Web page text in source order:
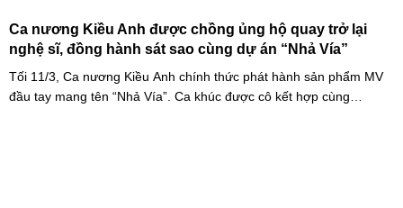
Ca nương Kiều Anh được chồng ủng hộ quay trở lại
nghệ sĩ, đồng hành sát sao cùng dự án “Nhả Vía”
Tối 11/3, Ca nương Kiều Anh chính thức phát hành sản phẩm MV
đầu tay mang tên “Nhả Vía”. Ca khúc được cô kết hợp cùng